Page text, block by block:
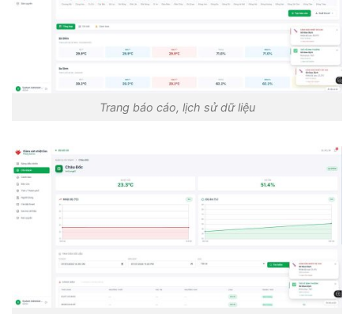
Trang báo cáo, lịch sử dữ liệu